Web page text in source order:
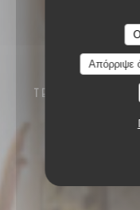
Απόρριψε
BRITISH
TERRASSE /